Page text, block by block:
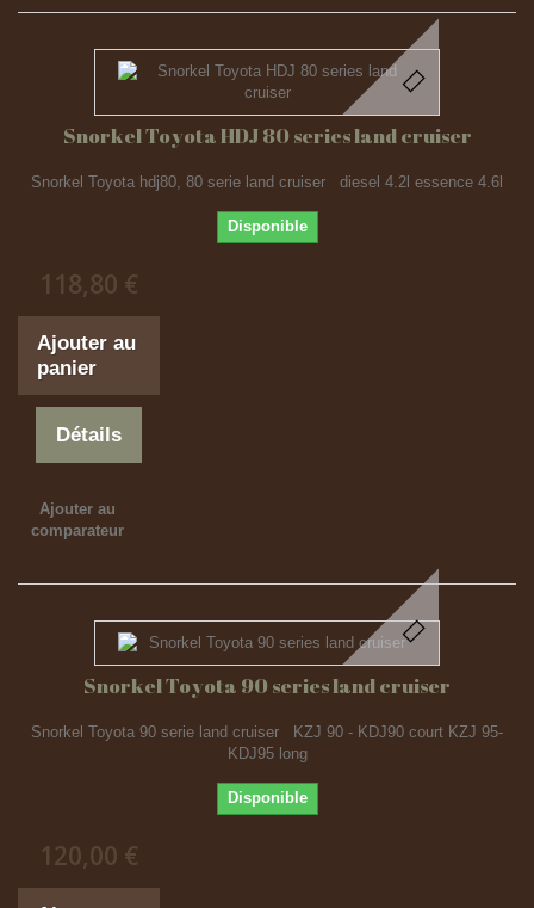
Snorkel Toyota HDJ 80 series land cruiser
Snorkel Toyota hdj80, 80 serie land cruiser diesel 4.2l essence 4.6l
Disponible
118,80 €
Ajouter au
panier
Détails
Ajouter au
comparateur
Snorkel Toyota 90 series land cruiser
Snorkel Toyota 90 serie land cruiser KZJ 90 - KDJ90 court KZJ 95-
KDJ95 long
Disponible
120,00 €